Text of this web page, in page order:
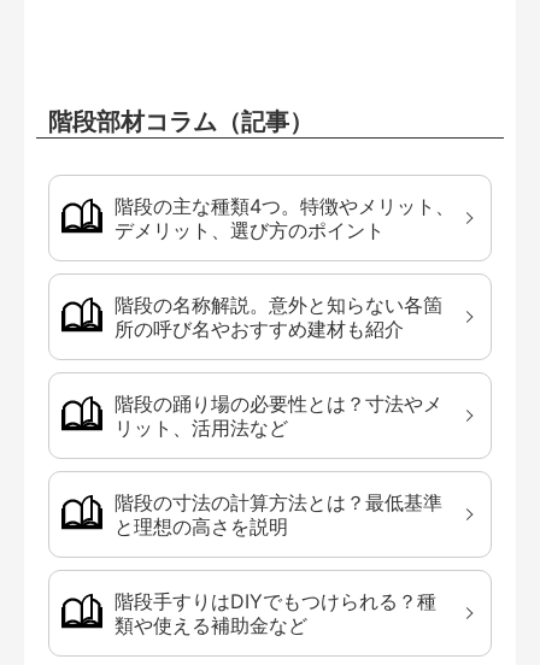
階段部材コラム（記事）
階段の主な種類4つ。特徴やメリット、
デメリット、選び方のポイント
階段の名称解説。意外と知らない各箇
所の呼び名やおすすめ建材も紹介
階段の踊り場の必要性とは？寸法やメ
リット、活用法など
階段の寸法の計算方法とは？最低基準
と理想の高さを説明
階段手すりはDIYでもつけられる？種
類や使える補助金など